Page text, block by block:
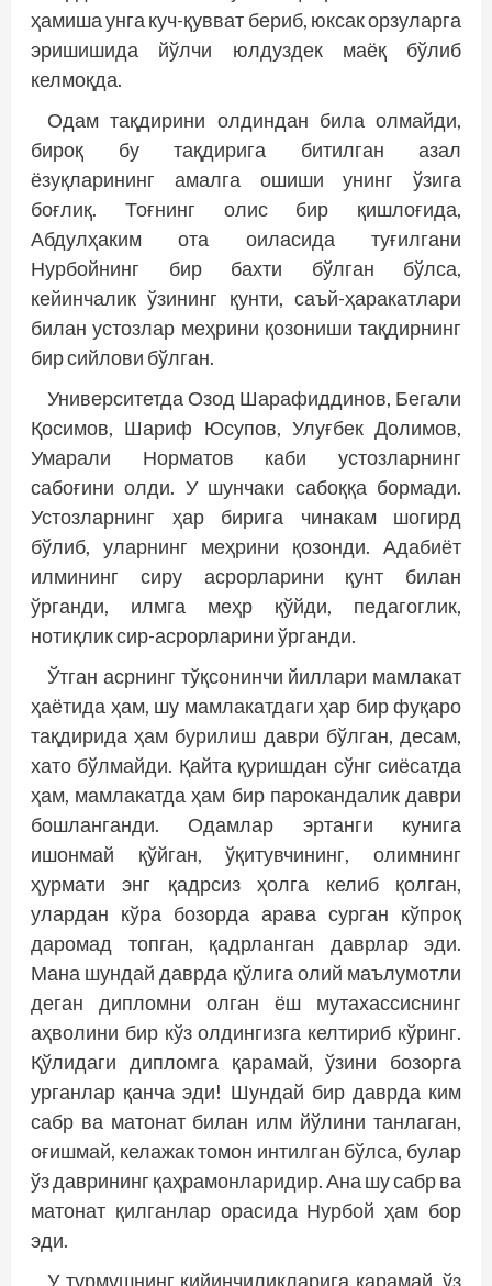
ҳамиша унга куч-қувват бериб, юксак орзуларга
эришишида йўлчи юлдуздек маёқ бўлиб
келмоқда.
Одам тақдирини олдиндан била олмайди,
бироқ бу тақдирига битилган азал
ёзуқларининг амалга ошиши унинг ўзига
боғлиқ. Тоғнинг олис бир қишлоғида,
Абдулҳаким ота оиласида туғилгани
Нурбойнинг бир бахти бўлган бўлса,
кейинчалик ўзининг қунти, саъй-ҳаракатлари
билан устозлар меҳрини қозониши тақдирнинг
бир сийлови бўлган.
Университетда Озод Шарафиддинов, Бегали
Қосимов, Шариф Юсупов, Улуғбек Долимов,
Умарали Норматов каби устозларнинг
сабоғини олди. У шунчаки сабоққа бормади.
Устозларнинг ҳар бирига чинакам шогирд
бўлиб, уларнинг меҳрини қозонди. Адабиёт
илмининг сиру асрорларини қунт билан
ўрганди, илмга меҳр қўйди, педагоглик,
нотиқлик сир-асрорларини ўрганди.
Ўтган асрнинг тўқсонинчи йиллари мамлакат
ҳаётида ҳам, шу мамлакатдаги ҳар бир фуқаро
тақдирида ҳам бурилиш даври бўлган, десам,
хато бўлмайди. Қайта қуришдан сўнг сиёсатда
ҳам, мамлакатда ҳам бир парокандалик даври
бошланганди. Одамлар эртанги кунига
ишонмай қўйган, ўқитувчининг, олимнинг
ҳурмати энг қадрсиз ҳолга келиб қолган,
улардан кўра бозорда арава сурган кўпроқ
даромад топган, қадрланган даврлар эди.
Мана шундай даврда қўлига олий маълумотли
деган дипломни олган ёш мутахассиснинг
аҳволини бир кўз олдингизга келтириб кўринг.
Қўлидаги дипломга қарамай, ўзини бозорга
урганлар қанча эди! Шундай бир даврда ким
сабр ва матонат билан илм йўлини танлаган,
оғишмай, келажак томон интилган бўлса, булар
ўз даврининг қаҳрамонларидир. Ана шу сабр ва
матонат қилганлар орасида Нурбой ҳам бор
эди.
У турмушнинг қийинчиликларига қарамай, ўз